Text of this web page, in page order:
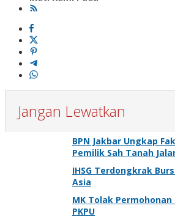
Jangan Lewatkan
BPN Jakbar Ungkap
Pemilik Sah Tanah
IHSG Terdongkrak
Asia
MK Tolak
PKPU